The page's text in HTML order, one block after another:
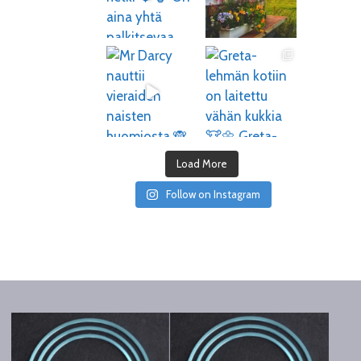
Load More
Follow on Instagram